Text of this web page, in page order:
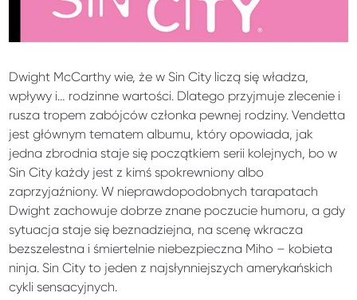
Dwight McCarthy wie, że w Sin City liczą się władza,
wpływy i… rodzinne wartości. Dlatego przyjmuje zlecenie i
rusza tropem zabójców członka pewnej rodziny. Vendetta
jest głównym tematem albumu, który opowiada, jak
jedna zbrodnia staje się początkiem serii kolejnych, bo w
Sin City każdy jest z kimś spokrewniony albo
zaprzyjaźniony. W nieprawdopodobnych tarapatach
Dwight zachowuje dobrze znane poczucie humoru, a gdy
sytuacja staje się beznadziejna, na scenę wkracza
bezszelestna i śmiertelnie niebezpieczna Miho – kobieta
ninja. Sin City to jeden z najsłynniejszych amerykańskich
cykli sensacyjnych.